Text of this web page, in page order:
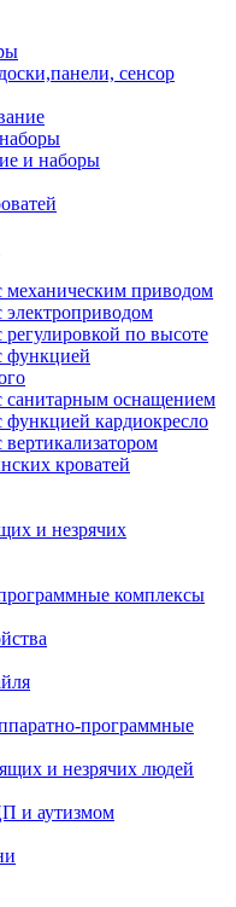
сенсор
и наборы
приводом
по высоте
функцией
санитарным оснащением
кардиокресло
кроватей
и незрячих
комплексы
программные
и незрячих людей
и аутизмом